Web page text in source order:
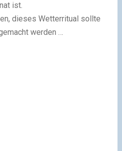
ist.
dieses Wetterritual sollte
werden …